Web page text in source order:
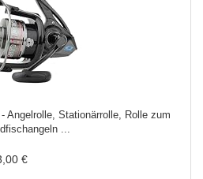
Angelrolle, Stationärrolle, Rolle zum
...
€